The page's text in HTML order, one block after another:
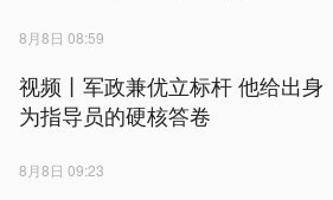
8月8日 08:59
视频丨军政兼优立标杆 他给出身
为指导员的硬核答卷
8月8日 09:23